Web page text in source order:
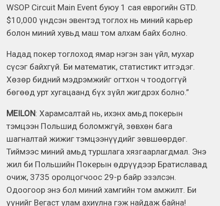
WSOP Circuit Main Event буюу 1 сая еврогийн GTD.
$10,000 үндсэн эвентэд тоглох нь миний карьер
болон миний хувьд маш том алхам байх болно.
Надад покер тоглоход ямар нэгэн зан үйл, мухар
сүсэг байхгүй. Би математик, статистикт итгэдэг.
Хөзөр бидний мэдрэмжийг огтхон ч тоодоггүй
бөгөөд урт хугацаанд бүх зүйл жигдрэх болно.”
MEILON: Харамсалтай нь, ихэнх амьд покерын
тэмцээн Польшид боломжгүй, зөвхөн бага
шагналтай жижиг тэмцээнүүдийг зөвшөөрдөг.
Тиймээс миний амьд туршлага хязгаарлагдмал. Энэ
жил би Польшийн Покерын өдрүүдээр Братиславад
очиж, 3735 оролцогчоос 29-р байр эзэлсэн.
Одоогоор энэ бол миний хамгийн том амжилт. Би
үүнийг Вегаст улам ахиулна гэж найдаж байна!